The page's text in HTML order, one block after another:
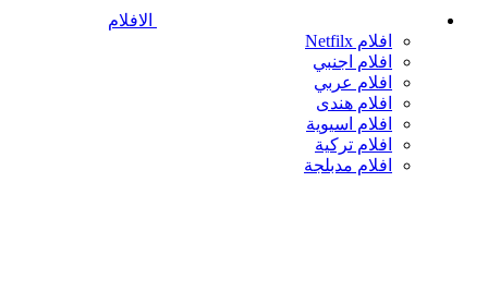
الافلام
افلام Netfilx
افلام اجنبي
افلام عربي
افلام هندى
افلام اسيوية
افلام تركية
افلام مدبلجة